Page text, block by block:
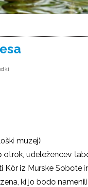
muzej)
udeležencev
iz Murske Sobote
ki jo bodo